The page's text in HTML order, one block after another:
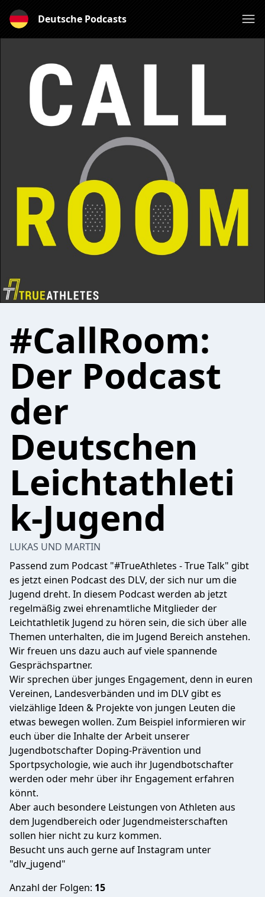
Deutsche Podcasts
#CallRoom:
Der Podcast
der
Deutschen
Leichtathleti
k-Jugend
LUKAS UND MARTIN
Passend zum Podcast "#TrueAthletes - True Talk" gibt
es jetzt einen Podcast des DLV, der sich nur um die
Jugend dreht. In diesem Podcast werden ab jetzt
regelmäßig zwei ehrenamtliche Mitglieder der
Leichtathletik Jugend zu hören sein, die sich über alle
Themen unterhalten, die im Jugend Bereich anstehen.
Wir freuen uns dazu auch auf viele spannende
Gesprächspartner.
Wir sprechen über junges Engagement, denn in euren
Vereinen, Landesverbänden und im DLV gibt es
vielzählige Ideen & Projekte von jungen Leuten die
etwas bewegen wollen. Zum Beispiel informieren wir
euch über die Inhalte der Arbeit unserer
Jugendbotschafter Doping-Prävention und
Sportpsychologie, wie auch ihr Jugendbotschafter
werden oder mehr über ihr Engagement erfahren
könnt.
Aber auch besondere Leistungen von Athleten aus
dem Jugendbereich oder Jugendmeisterschaften
sollen hier nicht zu kurz kommen.
Besucht uns auch gerne auf Instagram unter
"dlv_jugend"
Anzahl der Folgen: 15